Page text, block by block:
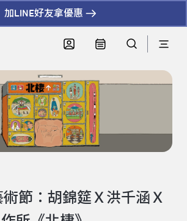
加LINE好友拿優惠
節：胡錦筵Ｘ洪千涵Ｘ